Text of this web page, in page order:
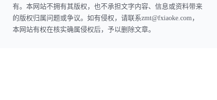
有。本网站不拥有其版权，也不承担文字内容、信息或资料带来
的版权归属问题或争议。如有侵权，请联系zmt@fxiaoke.com，
本网站有权在核实确属侵权后，予以删除文章。